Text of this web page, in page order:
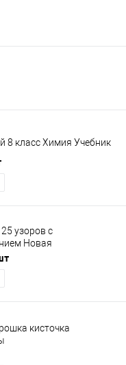
8 класс Химия Учебник
узоров с
Новая
кисточка